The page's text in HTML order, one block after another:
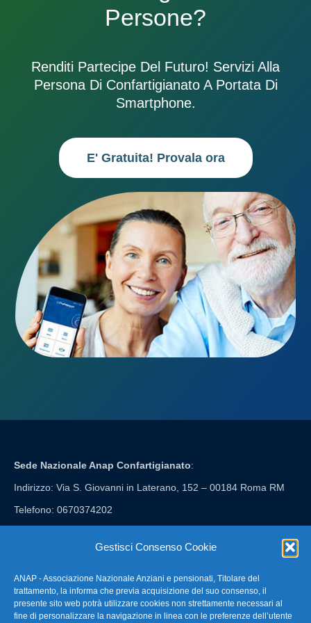
Gestisci Consenso Cookie
ANAP - Associazione Nazionale Anziani e pensionati, Titolare del
trattamento, la informa che previa acquisizione del suo consenso, il
presente sito web potrà utilizzare cookies non strettamente necessari al
fine di personalizzare la navigazione in linea con le preferenze dell’utente
Persone?
Renditi Partecipe Del Futuro! Servizi Alla
Persona Di Confartigianato A Portata Di
Smartphone.
E' Gratuita! Provala ora
Sede Nazionale Anap Confartigianato:
Indirizzo: Via S. Giovanni in Laterano, 152 – 00184 Roma RM
Telefono: 0670374202
FAQ – Domande Frequenti